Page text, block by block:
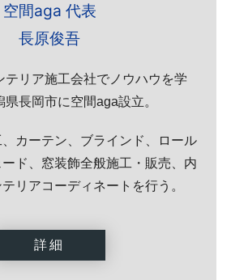
空間aga 代表
長原俊吾
テリア施工会社でノウハウを学
長岡市に空間aga設立。
カーテン、ブラインド、ロール
ド、窓装飾全般施工・販売、内
リアコーディネートを行う。
詳細